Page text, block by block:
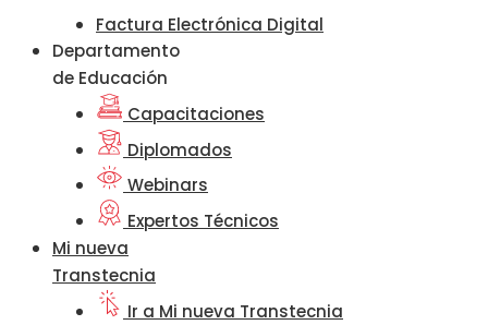
Factura Electrónica Digital
Departamento
de Educación
Capacitaciones
Diplomados
Webinars
Expertos Técnicos
Mi nueva
Transtecnia
Ir a Mi nueva Transtecnia